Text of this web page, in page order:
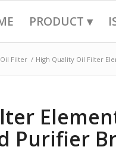
PRODUCT ▾
Oil Filter / High Quality Oil Filter
Purifier